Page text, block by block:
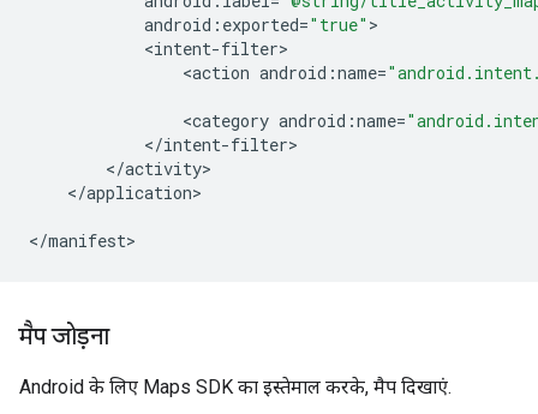
android : exported="true"
<intent-filter
<action android :name=
<category android :name=
</intent-filter
</activity
</application>
</manifest>
मैप जोड़ना
Android के लिए Maps SDK का इस्तेमाल करके, मैप दिखाएं.